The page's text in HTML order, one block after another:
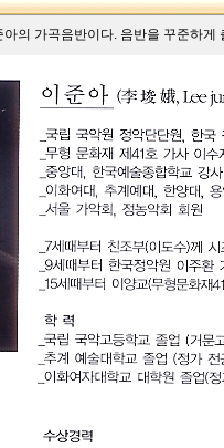
의 가곡음반이다. 음반을 꾸준하